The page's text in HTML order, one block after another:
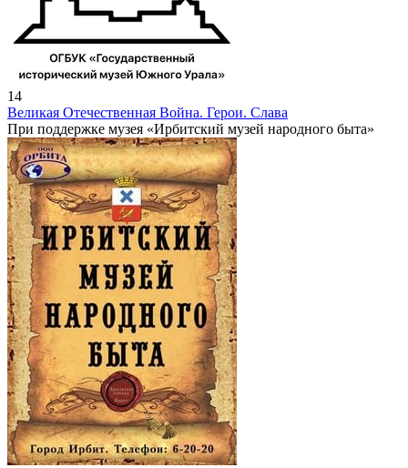
14
Великая Отечественная Война. Герои. Слава
При поддержке музея «Ирбитский музей народного быта»